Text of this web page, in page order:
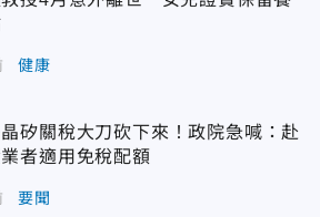
健康
矽關稅大刀砍下來！政院急喊：赴
者適用免稅配額
要聞